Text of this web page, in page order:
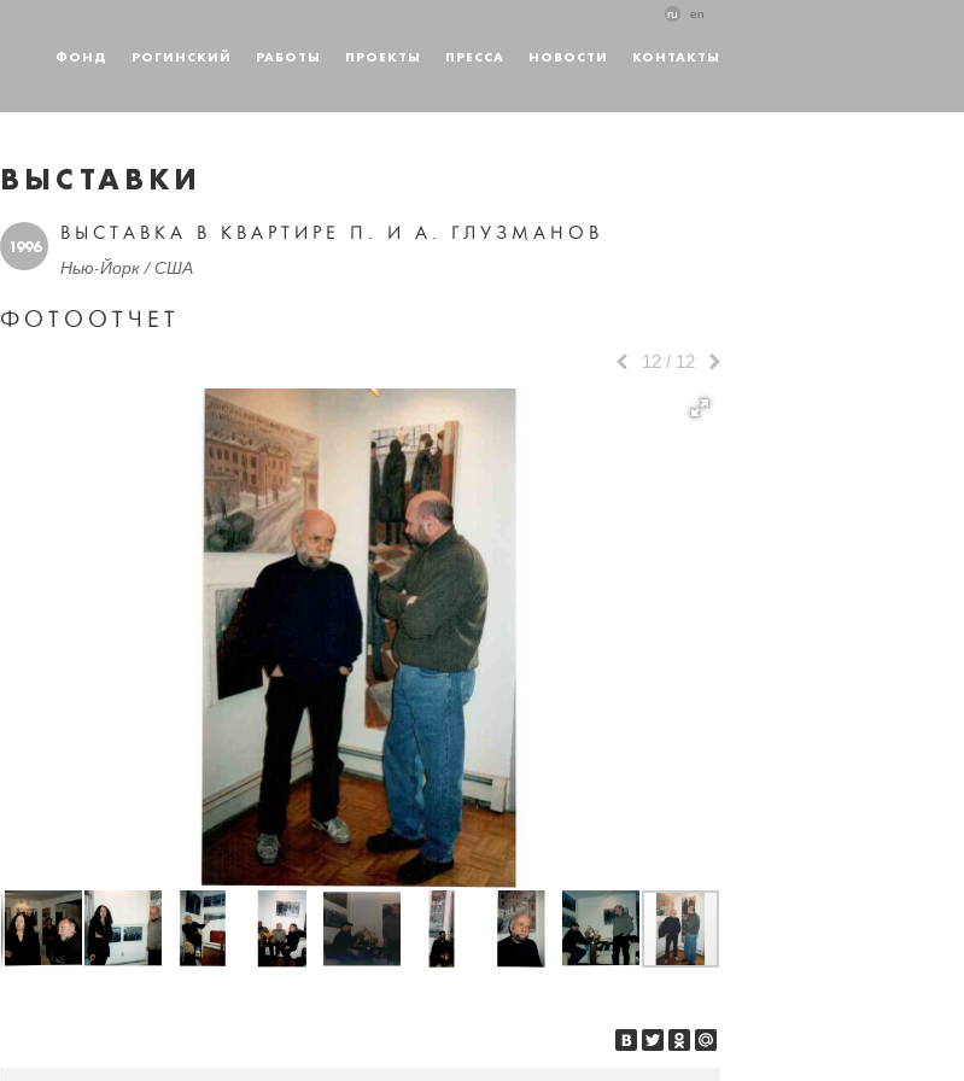
ФОНД РОГИНСКИЙ РАБОТЫ ПРОЕКТЫ ПРЕССА НОВОСТИ КОНТАКТЫ
ru en
ВЫСТАВКИ
1996
ВЫСТАВКА В КВАРТИРЕ П. И А. ГЛУЗМАНОВ
Нью-Йорк / США
ФОТООТЧЕТ
12 / 12